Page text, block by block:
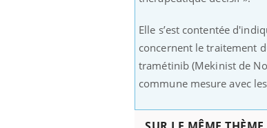
Elle s’est contentée
concernent le traitement
tramétinib (Mekinist de
commune mesure avec
COUP DE FOOD sur le diabète
Coup de food sur le diabète, c'est votre
nouveau rendez-vous culinaire qui
bouscule les idées reçues ! Dans cet